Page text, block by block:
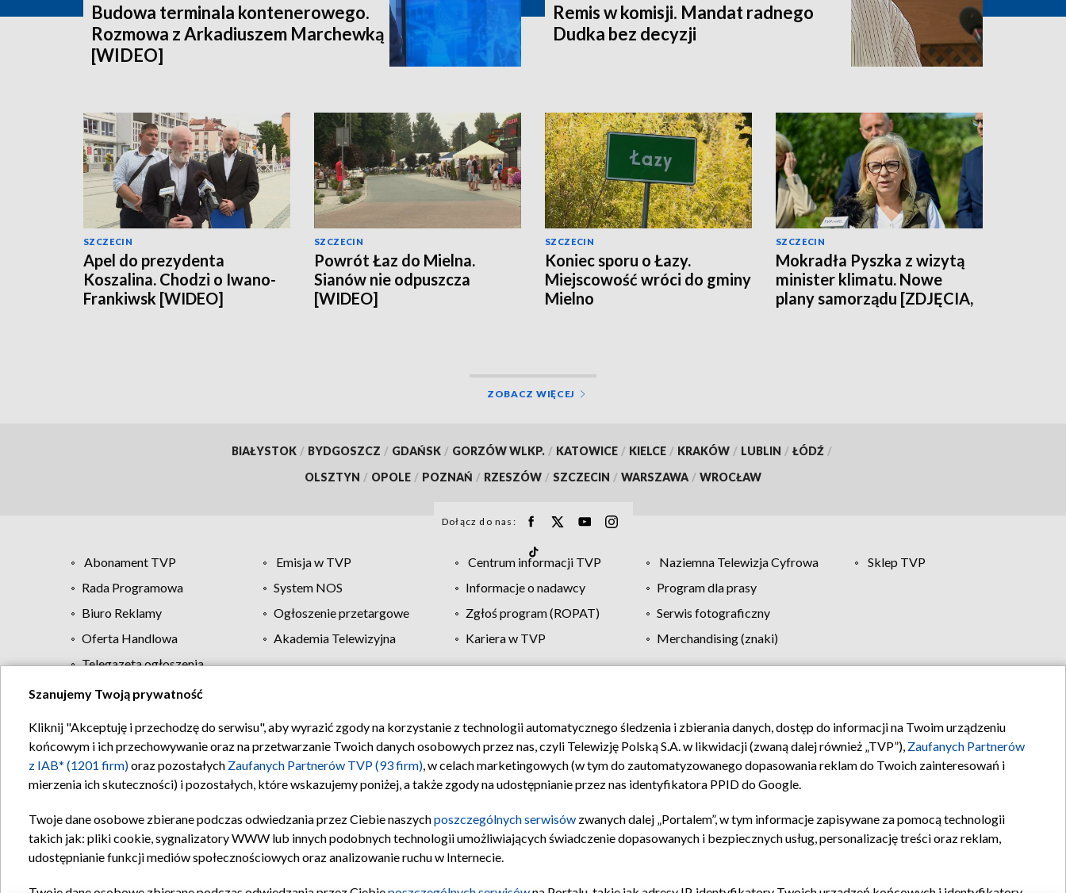
Budowa terminala kontenerowego.
Rozmowa z Arkadiuszem Marchewką
[WIDEO]
Remis w komisji. Mandat radnego
Dudka bez decyzji
SZCZECIN
Apel do prezydenta
Koszalina. Chodzi o Iwano-
Frankiwsk [WIDEO]
SZCZECIN
Powrót Łaz do Mielna.
Sianów nie odpuszcza
[WIDEO]
SZCZECIN
Koniec sporu o Łazy.
Miejscowość wróci do gminy
Mielno
SZCZECIN
Mokradła Pyszka z wizytą
minister klimatu. Nowe
plany samorządu [ZDJĘCIA,
ZOBACZ WIĘCEJ
BIAŁYSTOK / BYDGOSZCZ / GDAŃSK / GORZÓW WLKP. / KATOWICE / KIELCE / KRAKÓW / LUBLIN / ŁÓDŹ /
OLSZTYN / OPOLE / POZNAŃ / RZESZÓW / SZCZECIN / WARSZAWA / WROCŁAW
Dołącz do nas:
Abonament TVP Emisja w TVP Centrum informacji TVP Naziemna Telewizja Cyfrowa
Sklep TVP
Rada Programowa
System NOS Informacje o nadawcy
Program dla prasy
Biuro Reklamy
Ogłoszenie przetargowe Zgłoś program (ROPAT)
Serwis fotograficzny
Oferta Handlowa
Akademia Telewizyjna Kariera w TVP
Merchandising (znaki)
Telegazeta ogłoszenia
Regulamin TVP Polityka prywatności Moje zgody Pomoc Biuro reklamy Kontakt
Szanujemy Twoją prywatność
Kliknij "Akceptuję i przechodzę do serwisu", aby wyrazić zgody na korzystanie z technologii automatycznego śledzenia i zbierania danych, dostęp do informacji na Twoim urządzeniu
końcowym i ich przechowywanie oraz na przetwarzanie Twoich danych osobowych przez nas, czyli Telewizję Polską S.A. w likwidacji (zwaną dalej również „TVP”), Zaufanych Partnerów
z IAB* (1201 firm)oraz pozostałych Zaufanych Partnerów TVP (93 firm), w celach marketingowych (w tym do zautomatyzowanego dopasowania reklam do Twoich zainteresowań i
mierzenia ich skuteczności) i pozostałych, które wskazujemy poniżej, a także zgody na udostępnianie przez nas identyfikatora PPID do Google.
Twoje dane osobowe zbierane podczas odwiedzania przez Ciebie naszychposzczególnych serwisów zwanych dalej „Portalem”, w tym informacje zapisywane za pomocą technologii
takich jak: pliki cookie, sygnalizatory WWW lub innych podobnych technologii umożliwiających świadczenie dopasowanych i bezpiecznych usług, personalizację treści oraz reklam,
udostępnianie funkcji mediów społecznościowych oraz analizowanie ruchu w Internecie.